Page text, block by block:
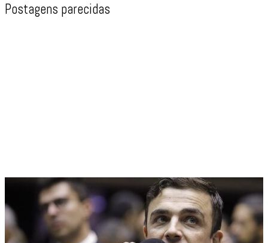
Postagens parecidas